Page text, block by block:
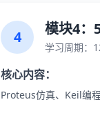
4 模块4：
学习周期：
核心内容：
Proteus仿真、Keil编